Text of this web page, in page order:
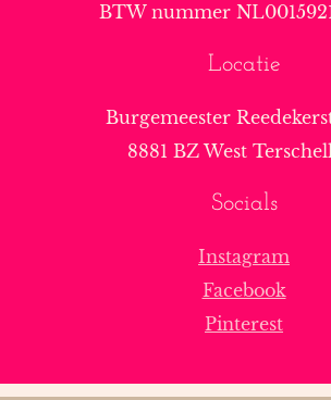
BTW nummer
Locatie
Burgemeester
8881 BZ West
Socials
Instagram
Facebook
Pinterest